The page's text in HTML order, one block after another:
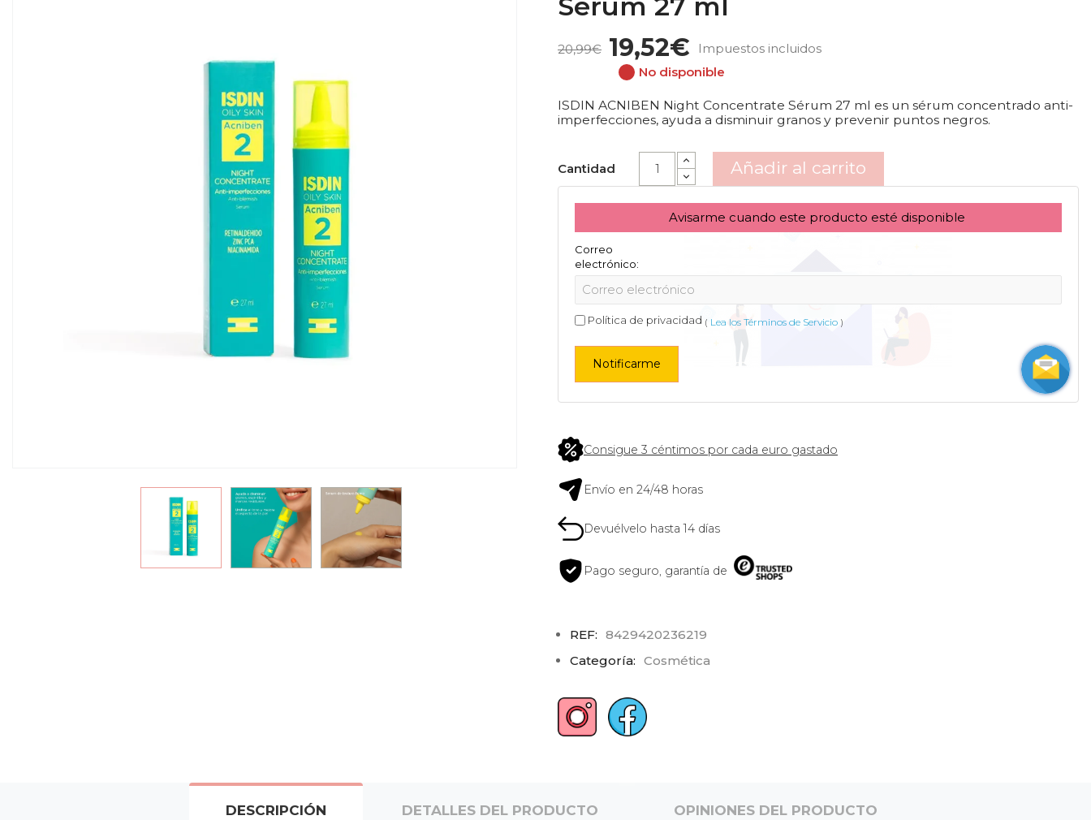
20,99€ 19,52€
Impuestos incluidos
No disponible
ISDIN ACNIBEN Night Concentrate Sérum 27 ml es un sérum concentrado anti-
imperfecciones, ayuda a disminuir granos y prevenir puntos negros.
Cantidad Añadir al carrito
Avisarme cuando este producto esté disponible
Correo
electrónico:
Política de privacidad ( Lea los Términos de Servicio )
Notificarme
Consigue 3 céntimos por cada euro gastado
Envío en 24/48 horas
Devuélvelo hasta 14 días
Pago seguro, garantía de
REF: 8429420236219
Categoría: Cosmética
DESCRIPCIÓN DETALLES DEL PRODUCTO OPINIONES DEL PRODUCTO